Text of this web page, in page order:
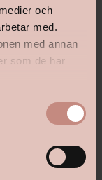
och
med.
med annan
som de har